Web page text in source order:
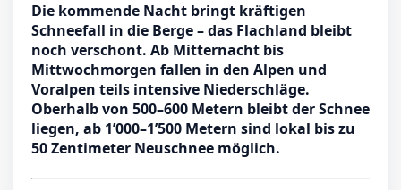
Die kommende Nacht bringt kräftigen
Schneefall in die Berge – das Flachland bleibt
noch verschont. Ab Mitternacht bis
Mittwochmorgen fallen in den Alpen und
Voralpen teils intensive Niederschläge.
Oberhalb von 500–600 Metern bleibt der Schnee
liegen, ab 1’000–1’500 Metern sind lokal bis zu
50 Zentimeter Neuschnee möglich.